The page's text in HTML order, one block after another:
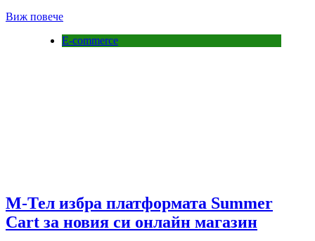
Виж повече
E-commerce
М-Тел избра платформата Summer
Cart за новия си онлайн магазин